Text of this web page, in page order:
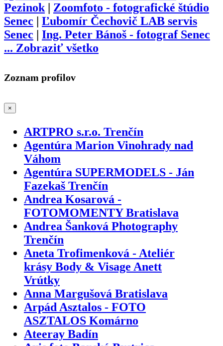
Pezinok| Zoomfoto - fotografické štúdio
Senec
Ľubomír Čechovič LAB servis
Senec
Ing. Peter Bánoš - fotograf Senec
... Zobraziť všetko
Zoznam profilov
×
ARTPRO s.r.o. Trenčín
Agentúra Marion Vinohrady nad
Váhom
Agentúra SUPERMODELS - Ján
Fazekaš Trenčín
Andrea Kosarová -
FOTOMOMENTY Bratislava
Andrea Šanková Photography
Trenčín
Aneta Trofimenková - Ateliér
krásy Body & Visage Anett
Vrútky
Anna Margušová Bratislava
Arpád Asztalos - FOTO
ASZTALOS Komárno
Ateeray Badín